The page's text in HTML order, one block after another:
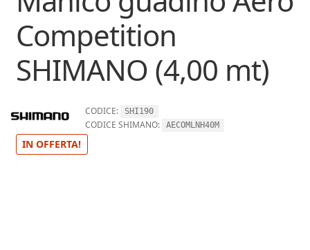
Competition
SHIMANO (4,00 mt)
CODICE: SHI190
CODICE SHIMANO: AECOMLNH40M
IN OFFERTA!